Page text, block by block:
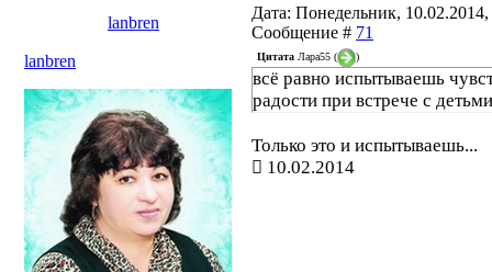
lanbren
Дата: Понедельник, 10.02.2014,
Сообщение # 71
lanbren
Цитата Лара55 ( )
всё равно испытываешь
радости при встрече с
Только это и испытываешь...
10.02.2014